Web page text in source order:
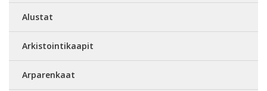
Alustat
Arkistointikaapit
Arparenkaat